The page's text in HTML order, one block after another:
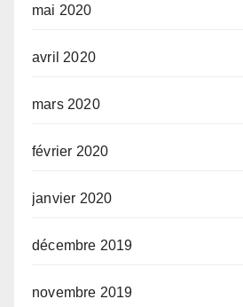
mai 2020
avril 2020
mars 2020
février 2020
janvier 2020
décembre 2019
novembre 2019